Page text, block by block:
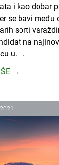
i kao dobar
se bavi među
sorti
na
u. . .
→
2021.